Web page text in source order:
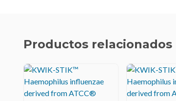
Productos relacionados